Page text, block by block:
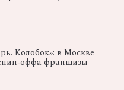
Колобок»: в Москве
франшизы